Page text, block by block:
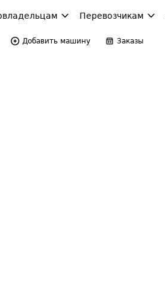
Перевозчикам
Добавить машину Заказы